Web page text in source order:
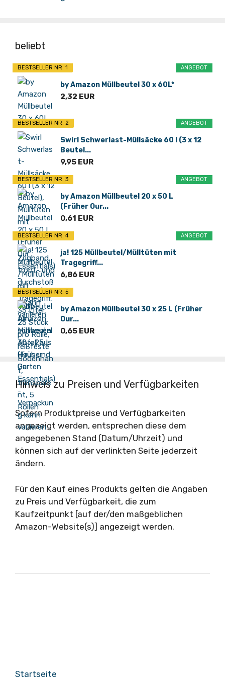
beliebt
ANGEBOT
BESTSELLER NR. 1
by Amazon Müllbeutel 30 x 60L*
2,32 EUR
ANGEBOT
BESTSELLER NR. 2
Swirl Schwerlast-Müllsäcke 60 l (3 x 12
Beutel...
9,95 EUR
ANGEBOT
BESTSELLER NR. 3
by Amazon Müllbeutel 20 x 50 L
(Früher Our...
0,61 EUR
ANGEBOT
BESTSELLER NR. 4
ja! 125 Müllbeutel/Mülltüten mit
Tragegriff...
6,86 EUR
BESTSELLER NR. 5
by Amazon Müllbeutel 30 x 25 L (Früher
Our...
0,65 EUR
Hinweis zu Preisen und Verfügbarkeiten
Sofern Produktpreise und Verfügbarkeiten
angezeigt werden, entsprechen diese dem
angegebenen Stand (Datum/Uhrzeit) und
können sich auf der verlinkten Seite jederzeit
ändern.
Für den Kauf eines Produkts gelten die Angaben
zu Preis und Verfügbarkeit, die zum
Kaufzeitpunkt [auf der/den maßgeblichen
Amazon-Website(s)] angezeigt werden.
Startseite